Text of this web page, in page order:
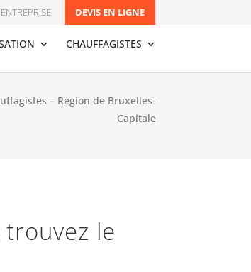
DEVIS EN LIGNE
CHAUFFAGISTES
– Région de Bruxelles-
Capitale
le